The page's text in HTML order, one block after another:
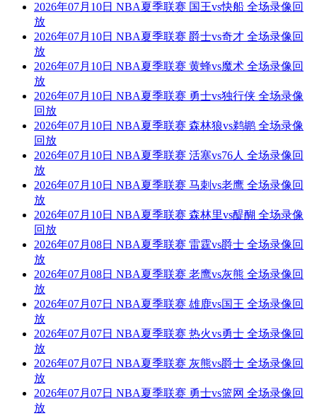
2026年07月10日 NBA夏季联赛 国王vs快船 全场录像回
放
2026年07月10日 NBA夏季联赛 爵士vs奇才 全场录像回
放
2026年07月10日 NBA夏季联赛 黄蜂vs魔术 全场录像回
放
2026年07月10日 NBA夏季联赛 勇士vs独行侠 全场录像
回放
2026年07月10日 NBA夏季联赛 森林狼vs鹈鹕 全场录像
回放
2026年07月10日 NBA夏季联赛 活塞vs76人 全场录像回
放
2026年07月10日 NBA夏季联赛 马刺vs老鹰 全场录像回
放
2026年07月10日 NBA夏季联赛 森林里vs醍醐 全场录像
回放
2026年07月08日 NBA夏季联赛 雷霆vs爵士 全场录像回
放
2026年07月08日 NBA夏季联赛 老鹰vs灰熊 全场录像回
放
2026年07月07日 NBA夏季联赛 雄鹿vs国王 全场录像回
放
2026年07月07日 NBA夏季联赛 热火vs勇士 全场录像回
放
2026年07月07日 NBA夏季联赛 灰熊vs爵士 全场录像回
放
2026年07月07日 NBA夏季联赛 勇士vs篮网 全场录像回
放